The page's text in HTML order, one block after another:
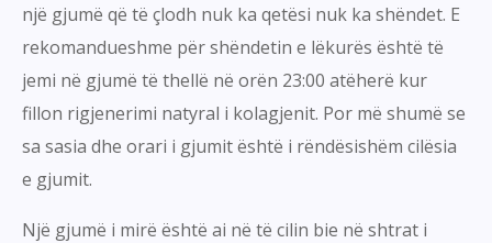
një gjumë që të çlodh nuk ka qetësi nuk ka shëndet. E
rekomandueshme për shëndetin e lëkurës është të
jemi në gjumë të thellë në orën 23:00 atëherë kur
fillon rigjenerimi natyral i kolagjenit. Por më shumë se
sa sasia dhe orari i gjumit është i rëndësishëm cilësia
e gjumit.
Një gjumë i mirë është ai në të cilin bie në shtrat i